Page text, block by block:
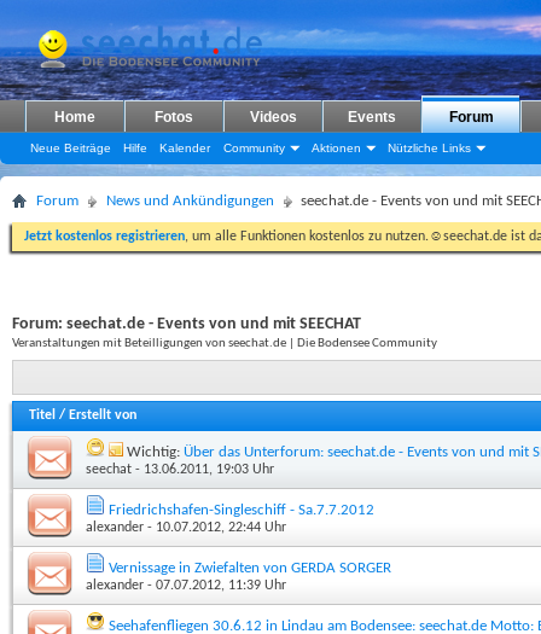
Home Fotos Videos Events Forum
Neue Beiträge Hilfe Kalender Community Aktionen Nützliche Links
Forum News und Ankündigungen seechat.de - Events von und mit
Jetzt kostenlos registrieren, um alle Funktionen kostenlos zu nutzen.☺seechat.de ist
Forum: seechat.de - Events von und mit SEECHAT
Veranstaltungen mit Beteilligungen von seechat.de | Die Bodensee Community
Titel / Erstellt von
Wichtig: Über das Unterforum: seechat.de - Events von und mit
seechat - 13.06.2011, 19:03 Uhr
Friedrichshafen-Singleschiff - Sa.7.7.2012
alexander - 10.07.2012, 22:44 Uhr
Vernissage in Zwiefalten von GERDA SORGER
alexander - 07.07.2012, 11:39 Uhr
Seehafenfliegen 30.6.12 in Lindau am Bodensee: seechat.de Motto: